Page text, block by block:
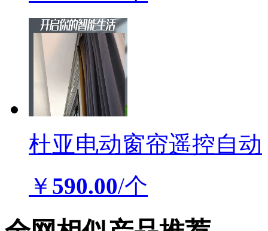
￥930.00/个
杜亚电动窗帘遥控自动
￥590.00/个